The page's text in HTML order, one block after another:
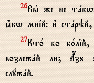
26Вh же не
ћкw мнjй: и3
27Кт0 бо б0лій,
возлежaй ли; Ѓзъ
служaй.